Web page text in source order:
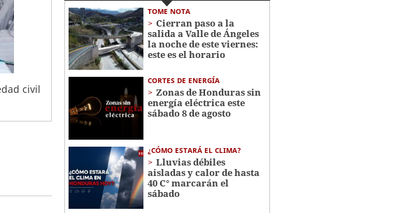
civil
TOME NOTA
Cierran paso a la
salida a Valle de Ángeles
la noche de este viernes:
este es el horario
CORTES DE ENERGÍA
Zonas de Honduras sin
energía eléctrica este
sábado 8 de agosto
¿CÓMO ESTARÁ EL CLIMA?
Lluvias débiles
aisladas y calor de hasta
40 C° marcarán el
sábado